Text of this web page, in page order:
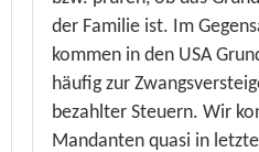
der Familie ist. Im
kommen in den USA
häufig zur
bezahlter Steuern. Wir
Mandanten quasi in